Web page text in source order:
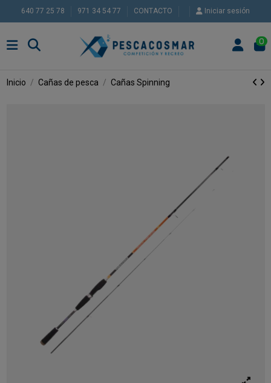
640 77 25 78 971 34 54 77 CONTACTO Iniciar sesión
0
Inicio Cañas de pesca Cañas Spinning